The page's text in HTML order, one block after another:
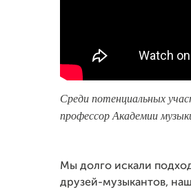
Cреди потенциальных
профессор Академии
Мы долго искали
друзей-музыкантов,